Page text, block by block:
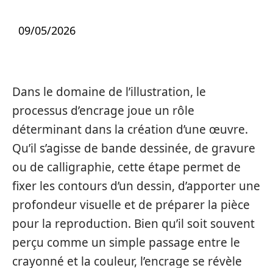
09/05/2026
Dans le domaine de l’illustration, le
processus d’encrage joue un rôle
déterminant dans la création d’une œuvre.
Qu’il s’agisse de bande dessinée, de gravure
ou de calligraphie, cette étape permet de
fixer les contours d’un dessin, d’apporter une
profondeur visuelle et de préparer la pièce
pour la reproduction. Bien qu’il soit souvent
perçu comme un simple passage entre le
crayonné et la couleur, l’encrage se révèle